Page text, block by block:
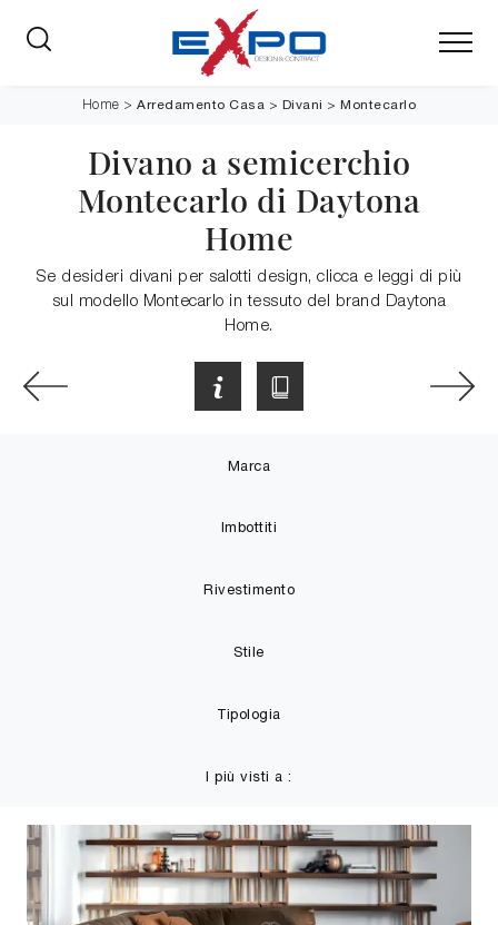
Home >Arredamento Casa > Divani >Montecarlo
Divano a semicerchio
Montecarlo di Daytona
Home
Se desideri divani per salotti design, clicca e leggi di più
sul modello Montecarlo in tessuto del brand Daytona
Home.
Marca
Imbottiti
Rivestimento
Stile
Tipologia
I più visti a :